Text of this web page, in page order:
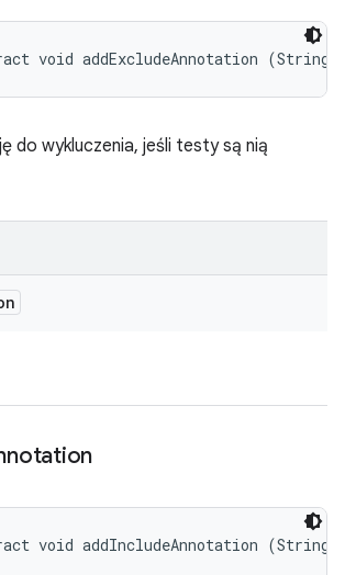
void addExcludeAnnotation (String
do wykluczenia, jeśli testy są nią
void addIncludeAnnotation (String